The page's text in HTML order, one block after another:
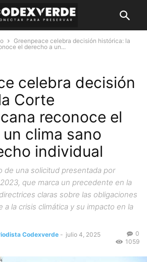
Greenpeace celebra decisión histórica: la
el derecho a un...
celebra decisión
Corte
reconoce el
clima sano
individual
de una solicitud presentada por
que marca un precedente en la
claras sobre las obligaciones
a la crisis climática y su impacto en la
Codexverde - julio 4, 2025
0
1059